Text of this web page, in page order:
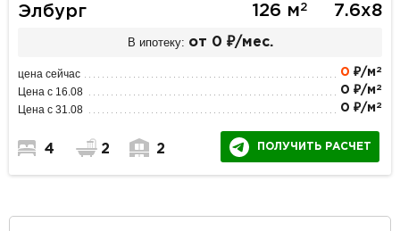
Элбург 126 м2 7.6х8
В ипотеку: от 0 ₽/мес.
цена сейчас 0 ₽/м 2
Цена с 16.08 0 ₽/м 2
Цена с 31.08 0 ₽/м 2
4 2 2 ПОЛУЧИТЬ РАСЧЕТ